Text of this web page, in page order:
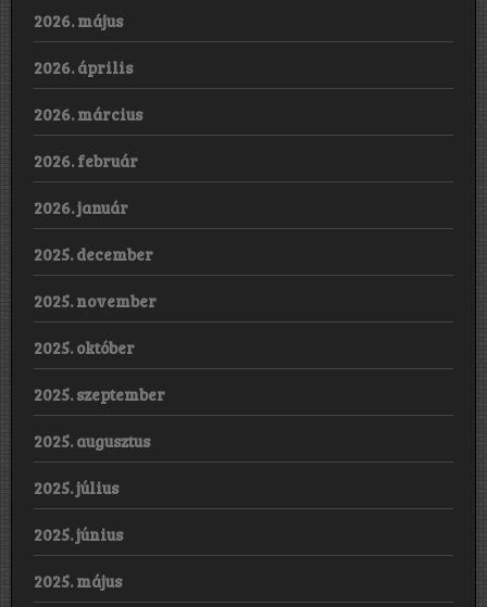
2026. május
2026. április
2026. március
2026. február
2026. január
2025. december
2025. november
2025. október
2025. szeptember
2025. augusztus
2025. július
2025. június
2025. május